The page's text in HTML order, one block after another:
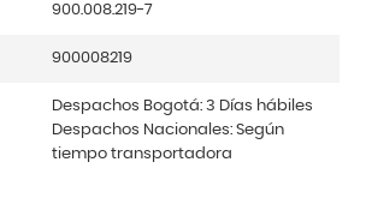
900.008.219-7
900008219
Despachos Bogotá: 3 Días hábiles
Despachos Nacionales: Según
tiempo transportadora